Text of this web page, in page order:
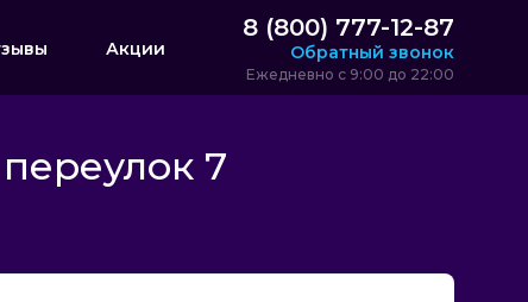
Акции
8 (800) 777-12-87
Обратный звонок
Ежедневно с 9:00 до 22:00
7